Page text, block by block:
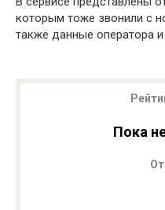
которым тоже звонили с
также данные оператора и
Пока